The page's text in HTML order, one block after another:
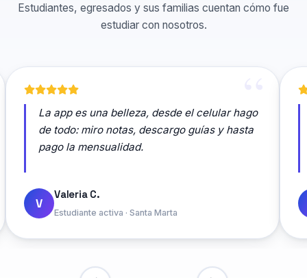
Estudiantes, egresados y sus familias cuentan cómo fue
estudiar con nosotros.
La app es una belleza, desde el celular hago
de todo: miro notas, descargo guías y hasta
pago la mensualidad.
V
Valeria C.
Estudiante activa · Santa Marta